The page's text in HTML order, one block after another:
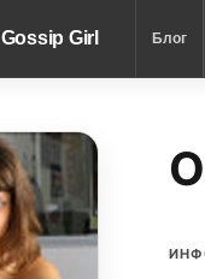
Gossip Girl Блог